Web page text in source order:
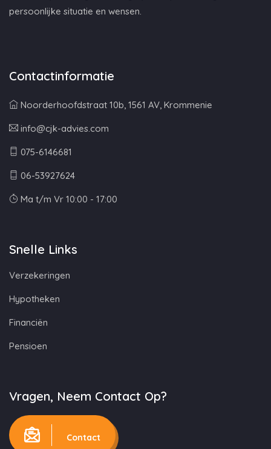
persoonlijke situatie en wensen.
Contactinformatie
Noorderhoofdstraat 10b, 1561 AV, Krommenie
info@cjk-advies.com
075-6146681
06-53927624
Ma t/m Vr 10:00 - 17:00
Snelle Links
Verzekeringen
Hypotheken
Financiën
Pensioen
Vragen, Neem Contact Op?
Contact